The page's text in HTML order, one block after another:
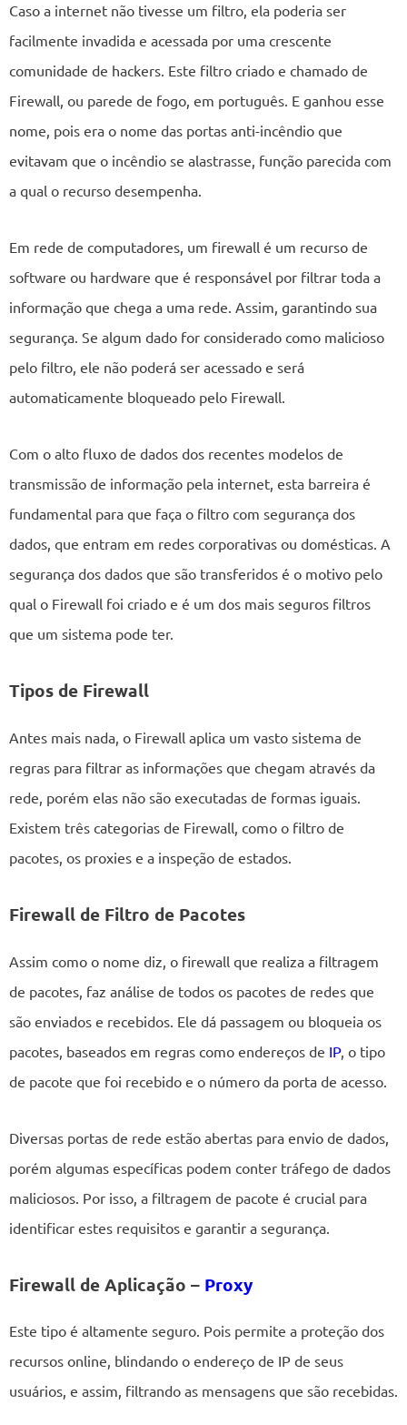
Caso a internet não tivesse um filtro, ela poderia ser
facilmente invadida e acessada por uma crescente
comunidade de hackers. Este filtro criado e chamado de
Firewall, ou parede de fogo, em português. E ganhou esse
nome, pois era o nome das portas anti-incêndio que
evitavam que o incêndio se alastrasse, função parecida com
a qual o recurso desempenha.
Em rede de computadores, um firewall é um recurso de
software ou hardware que é responsável por filtrar toda a
informação que chega a uma rede. Assim, garantindo sua
segurança. Se algum dado for considerado como malicioso
pelo filtro, ele não poderá ser acessado e será
automaticamente bloqueado pelo Firewall.
Com o alto fluxo de dados dos recentes modelos de
transmissão de informação pela internet, esta barreira é
fundamental para que faça o filtro com segurança dos
dados, que entram em redes corporativas ou domésticas. A
segurança dos dados que são transferidos é o motivo pelo
qual o Firewall foi criado e é um dos mais seguros filtros
que um sistema pode ter.
Tipos de Firewall
Antes mais nada, o Firewall aplica um vasto sistema de
regras para filtrar as informações que chegam através da
rede, porém elas não são executadas de formas iguais.
Existem três categorias de Firewall, como o filtro de
pacotes, os proxies e a inspeção de estados.
Firewall de Filtro de Pacotes
Assim como o nome diz, o firewall que realiza a filtragem
de pacotes, faz análise de todos os pacotes de redes que
são enviados e recebidos. Ele dá passagem ou bloqueia os
pacotes, baseados em regras como endereços de IP, o tipo
de pacote que foi recebido e o número da porta de acesso.
Diversas portas de rede estão abertas para envio de dados,
porém algumas específicas podem conter tráfego de dados
maliciosos. Por isso, a filtragem de pacote é crucial para
identificar estes requisitos e garantir a segurança.
Firewall de Aplicação – Proxy
Este tipo é altamente seguro. Pois permite a proteção dos
recursos online, blindando o endereço de IP de seus
usuários, e assim, filtrando as mensagens que são recebidas.